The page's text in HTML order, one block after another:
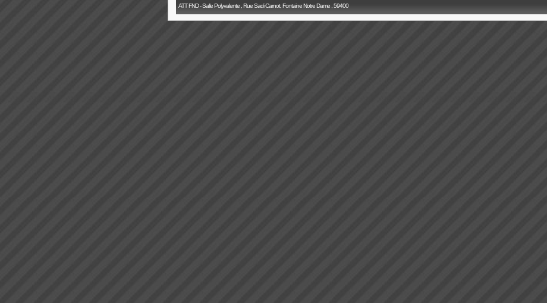
ATT FND - Salle Polyvalente , Rue Sadi Carnot, Fontaine Notre Dame , 59400